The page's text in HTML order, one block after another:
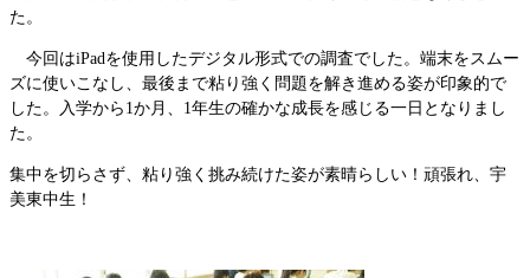
た。
今回はiPadを使用したデジタル形式での調査でした。端末をスムー
ズに使いこなし、最後まで粘り強く問題を解き進める姿が印象的で
した。入学から1か月、1年生の確かな成長を感じる一日となりまし
た。
集中を切らさず、粘り強く挑み続けた姿が素晴らしい！頑張れ、宇
美東中生！